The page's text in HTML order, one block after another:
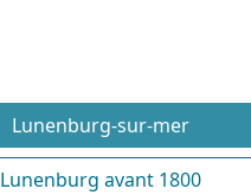
Lunenburg-sur-mer
Lunenburg avant 1800